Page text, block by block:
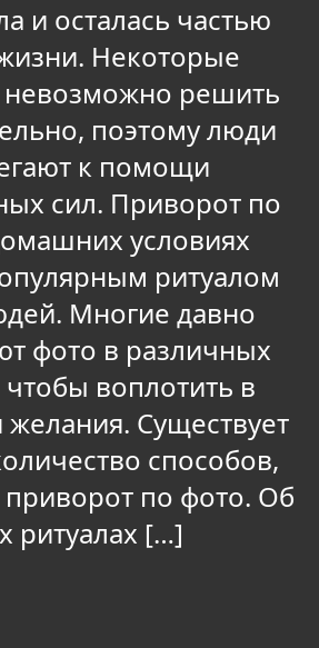
и осталась частью
Некоторые
решить
поэтому люди
к помощи
сил. Приворот по
условиях
ритуалом
Многие давно
фото в различных
воплотить в
Существует
способов,
приворот по фото. Об
ритуалах […]